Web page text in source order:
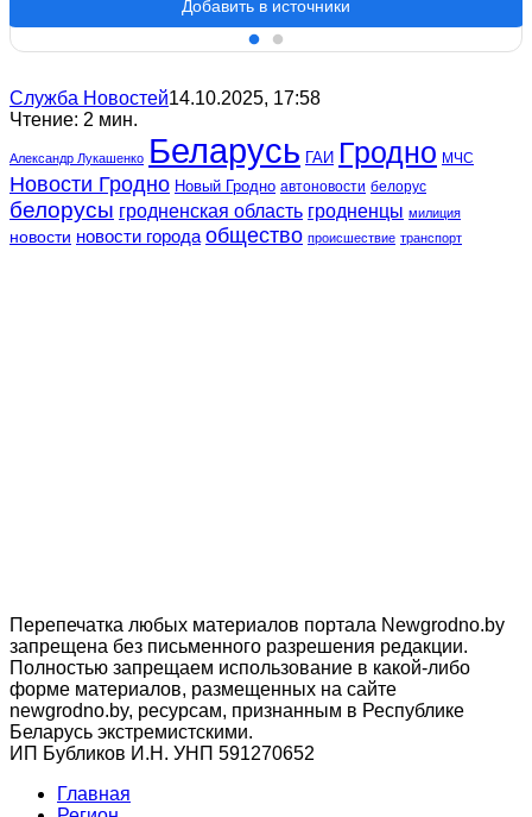
Добавить в источники
Служба Новостей14.10.2025, 17:58
Чтение: 2 мин.
Александр Лукашенко Беларусь ГАИ Гродно МЧС
Новости Гродно Новый Гродно автоновости белорус
белорусы гродненская область гродненцы милиция
новости новости города общество происшествие транспорт
Перепечатка любых материалов портала Newgrodno.by
запрещена без письменного разрешения редакции.
Полностью запрещаем использование в какой-либо
форме материалов, размещенных на сайте
newgrodno.by, ресурсам, признанным в Республике
Беларусь экстремистскими.
ИП Бубликов И.Н. УНП 591270652
Главная